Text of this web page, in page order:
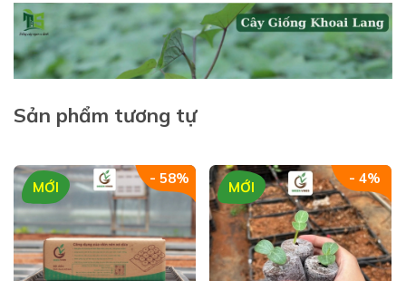
Sản phẩm tương tự
- 58%
MỚI
- 4%
MỚI